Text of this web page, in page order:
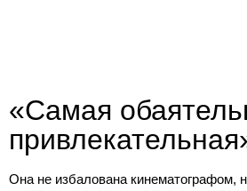
«Самая
Она не избалована кинематографом,